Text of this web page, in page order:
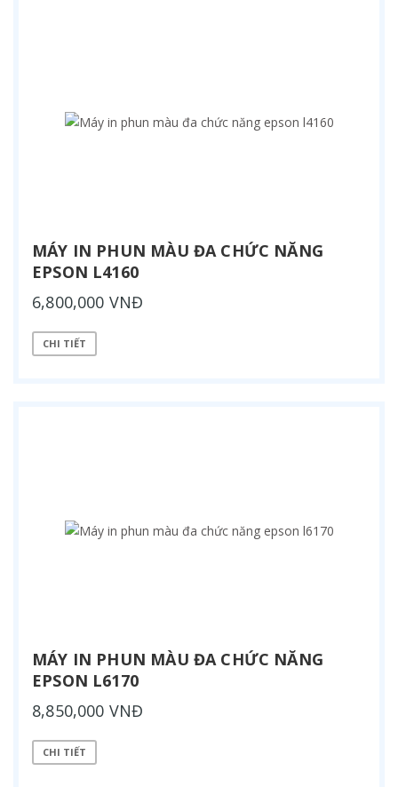
MÁY IN PHUN MÀU ĐA CHỨC NĂNG
EPSON L4160
6,800,000 VNĐ
CHI TIẾT
MÁY IN PHUN MÀU ĐA CHỨC NĂNG
EPSON L6170
8,850,000 VNĐ
CHI TIẾT